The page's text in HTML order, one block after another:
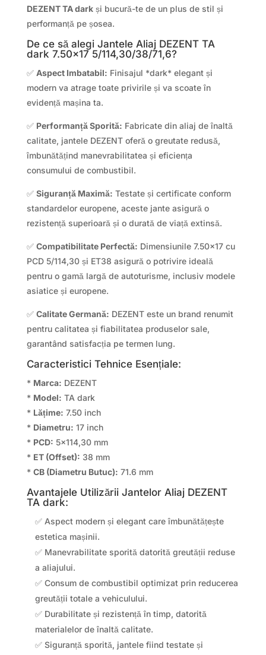
DEZENT TA darkși bucură-te de un plus de stil și
performanță pe șosea.
De ce să alegi Jantele Aliaj DEZENT TA
dark 7.50×17 5/114,30/38/71,6?
✅ Aspect Imbatabil: Finisajul *dark* elegant și
modern va atrage toate privirile și va scoate în
evidență mașina ta.
✅ Performanță Sporită: Fabricate din aliaj de înaltă
calitate, jantele DEZENT oferă o greutate redusă,
îmbunătățind manevrabilitatea și eficiența
consumului de combustibil.
✅ Siguranță Maximă: Testate și certificate conform
standardelor europene, aceste jante asigură o
rezistență superioară și o durată de viață extinsă.
✅ Compatibilitate Perfectă: Dimensiunile 7.50×17 cu
PCD 5/114,30 și ET38 asigură o potrivire ideală
pentru o gamă largă de autoturisme, inclusiv modele
asiatice și europene.
✅ Calitate Germană: DEZENT este un brand renumit
pentru calitatea și fiabilitatea produselor sale,
garantând satisfacția pe termen lung.
Caracteristici Tehnice Esențiale:
* Marca: DEZENT
* Model: TA dark
* Lățime: 7.50 inch
* Diametru: 17 inch
* PCD: 5×114,30 mm
* ET (Offset): 38 mm
* CB (Diametru Butuc): 71.6 mm
Avantajele Utilizării Jantelor Aliaj DEZENT
TA dark:
✅ Aspect modern și elegant care îmbunătățește
estetica mașinii.
✅ Manevrabilitate sporită datorită greutății reduse
a aliajului.
✅ Consum de combustibil optimizat prin reducerea
greutății totale a vehiculului.
✅ Durabilitate și rezistență în timp, datorită
materialelor de înaltă calitate.
✅ Siguranță sporită, jantele fiind testate și